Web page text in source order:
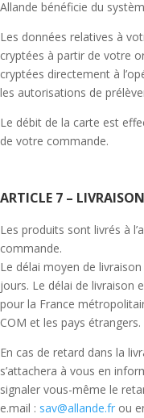
Allande bénéficie du
Les données relatives à
cryptées à partir de votre
cryptées directement à
les autorisations de
Le débit de la carte est
de votre commande.
ARTICLE 7 –
Les produits sont livrés à
commande.
Le délai moyen de
jours. Le délai de livraison
pour la France
COM et les pays
En cas de retard dans la
s’attachera à vous en
signaler vous-même le
e.mail : sav@allande.fr ou